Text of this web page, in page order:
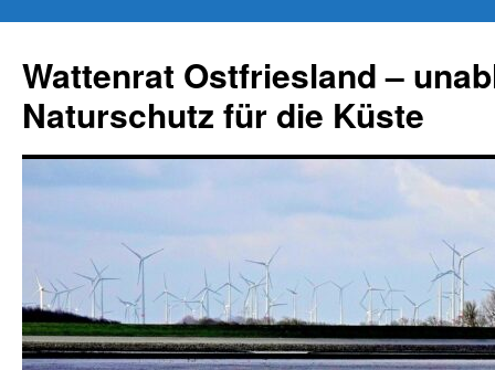
springen
Wattenrat Ostfriesland –
Naturschutz für die Küste